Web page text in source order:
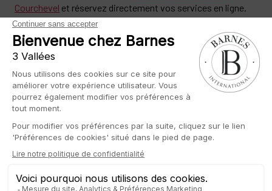
Courchevel et réservez directement vos services en ligne.
Demandez nous conseil ou d’être inspirant, de réserver pour
vous les meilleures adresses sur les 3 Vallées, de confirmer
vos vols et transferts ou de préparer vos voyages en trains,
d’organiser vos séances de massages, fitness, yoga pour
profiter de chaque instant et vivre avec légèreté vos
vacances.
Nos équipes sont à votre disposition pour vous permettre
de vivre une expérience unique et inoubliable au coeur des 3
Vallées.